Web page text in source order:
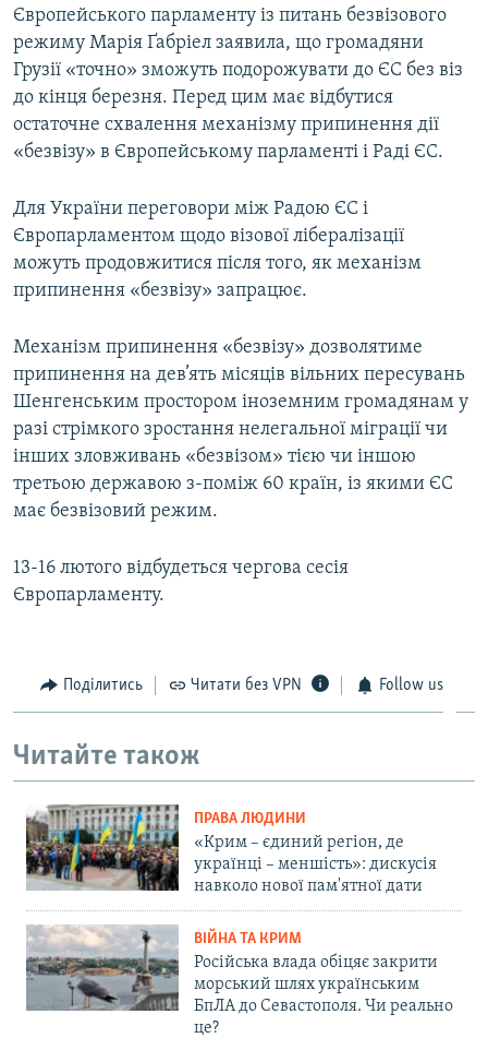
Європейського парламенту із питань безвізового
режиму Марія Ґабріел заявила, що громадяни
Грузії «точно» зможуть подорожувати до ЄС без віз
до кінця березня. Перед цим має відбутися
остаточне схвалення механізму припинення дії
«безвізу» в Європейському парламенті і Раді ЄС.
Для України переговори між Радою ЄС і
Європарламентом щодо візової лібералізації
можуть продовжитися після того, як механізм
припинення «безвізу» запрацює.
Механізм припинення «безвізу» дозволятиме
припинення на дев’ять місяців вільних пересувань
Шенгенським простором іноземним громадянам у
разі стрімкого зростання нелегальної міграції чи
інших зловживань «безвізом» тією чи іншою
третьою державою з-поміж 60 країн, із якими ЄС
має безвізовий режим.
13-16 лютого відбудеться чергова сесія
Європарламенту.
Поділитись Читати без VPN Follow us
Читайте також
ПРАВА ЛЮДИНИ
«Крим – єдиний регіон, де
українці – меншість»: дискусія
навколо нової пам'ятної дати
ВІЙНА ТА КРИМ
Російська влада обіцяє закрити
морський шлях українським
БпЛА до Севастополя. Чи реально
це?